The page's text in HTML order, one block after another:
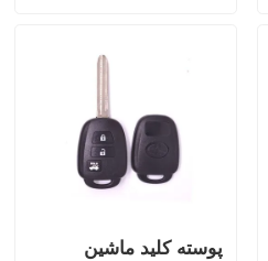
پوسته کلید ماشین